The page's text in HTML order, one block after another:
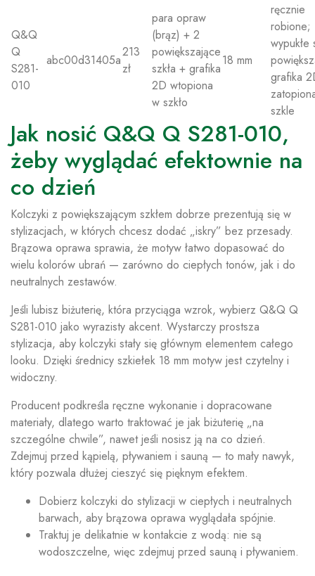
Q&Q
Q
S281-
010
abc00d31405a
213
zł
para opraw
(brąz) + 2
powiększające
szkła + grafika
2D wtopiona
w szkło
18 mm
ręcznie
robione;
wypukłe
grafika
szkle
Jak nosić Q&Q Q S281-010,
żeby wyglądać efektownie na
co dzień
Kolczyki z powiększającym szkłem dobrze prezentują się w
stylizacjach, w których chcesz dodać „iskry” bez przesady.
Brązowa oprawa sprawia, że motyw łatwo dopasować do
wielu kolorów ubrań — zarówno do ciepłych tonów, jak i do
neutralnych zestawów.
Jeśli lubisz biżuterię, która przyciąga wzrok, wybierz Q&Q Q
S281-010 jako wyrazisty akcent. Wystarczy prostsza
stylizacja, aby kolczyki stały się głównym elementem całego
looku. Dzięki średnicy szkiełek 18 mm motyw jest czytelny i
widoczny.
Producent podkreśla ręczne wykonanie i dopracowane
materiały, dlatego warto traktować je jak biżuterię „na
szczególne chwile”, nawet jeśli nosisz ją na co dzień.
Zdejmuj przed kąpielą, pływaniem i sauną — to mały nawyk,
który pozwala dłużej cieszyć się pięknym efektem.
Dobierz kolczyki do stylizacji w ciepłych i neutralnych
barwach, aby brązowa oprawa wyglądała spójnie.
Traktuj je delikatnie w kontakcie z wodą: nie są
wodoszczelne, więc zdejmuj przed sauną i pływaniem.